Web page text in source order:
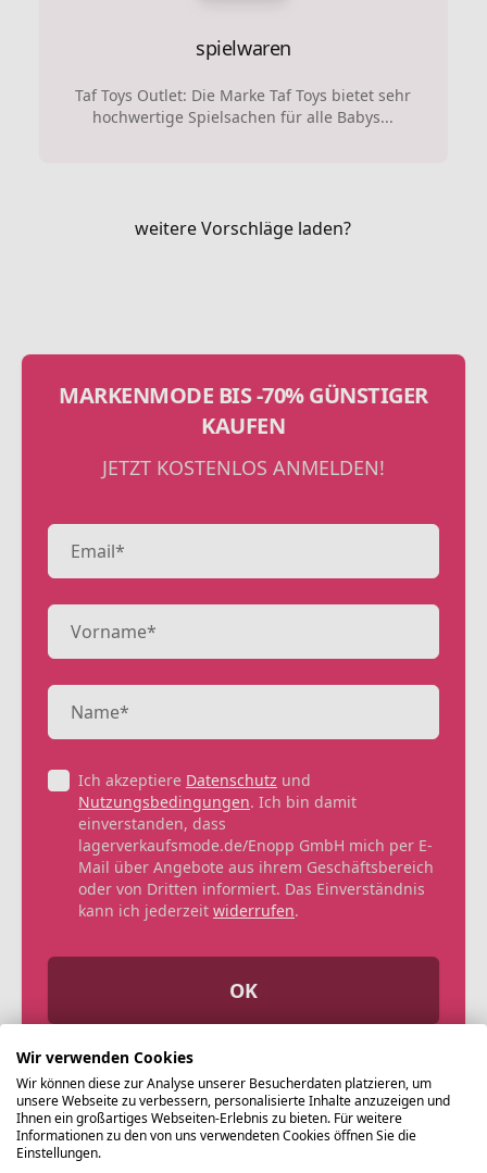
spielwaren
Taf Toys Outlet: Die Marke Taf Toys bietet sehr
hochwertige Spielsachen für alle Babys...
weitere Vorschläge laden?
MARKENMODE BIS -70% GÜNSTIGER
KAUFEN
JETZT KOSTENLOS ANMELDEN!
Ich akzeptiere Datenschutz und
Nutzungsbedingungen. Ich bin damit
einverstanden, dass
lagerverkaufsmode.de/Enopp GmbH mich per E-
Mail über Angebote aus ihrem Geschäftsbereich
oder von Dritten informiert. Das Einverständnis
kann ich jederzeit widerrufen.
OK
Wir verwenden Cookies
Wir können diese zur Analyse unserer Besucherdaten platzieren, um
unsere Webseite zu verbessern, personalisierte Inhalte anzuzeigen und
Ihnen ein großartiges Webseiten-Erlebnis zu bieten. Für weitere
Informationen zu den von uns verwendeten Cookies öffnen Sie die
Einstellungen.